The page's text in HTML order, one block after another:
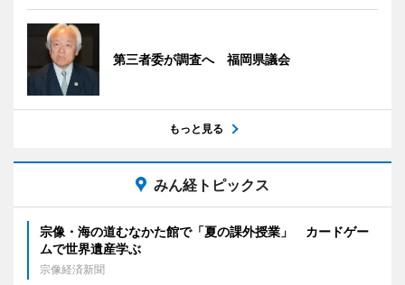
第三者委が調査へ 福岡県議会
もっと見る
みん経トピックス
宗像・海の道むなかた館で「夏の課外授業」 カードゲー
ムで世界遺産学ぶ
宗像経済新聞